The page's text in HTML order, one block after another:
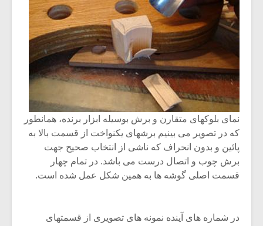
نمای بلوکهای متقارن و برش بوسیله ابزار برنده، همانطور
که در تصویر می بینیم برشهای یکنواخت از قسمت بالا به
پائین و بدون انحراف که ناشی از انتخاب صحیح جهت
برش چوب و اتصال درست می باشد. در تمام چهار
قسمت اصلی گوشه ها به همین شکل عمل شده است.
در شماره های آینده نمونه های تصویری از قسمتهای